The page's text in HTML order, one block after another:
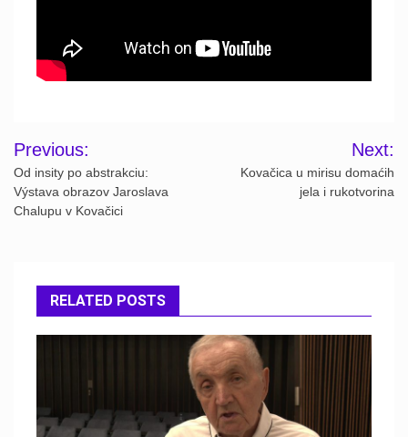
Post
navigation
Previous:
Od insity po abstrakciu:
Výstava obrazov Jaroslava
Chalupu v Kovačici
Next:
Kovačica u mirisu domaćih
jela i rukotvorina
RELATED POSTS